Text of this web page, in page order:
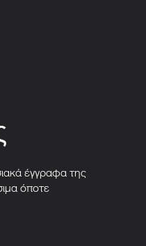
έγγραφα της
όποτε